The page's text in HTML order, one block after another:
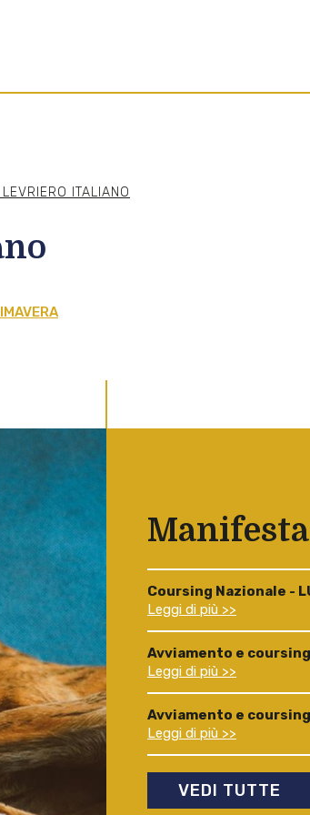
ITALIANO
Coursing Nazionale -
Leggi di più >>
Avviamento e
Leggi di più >>
Avviamento e
Leggi di più >>
VEDI TUTTE